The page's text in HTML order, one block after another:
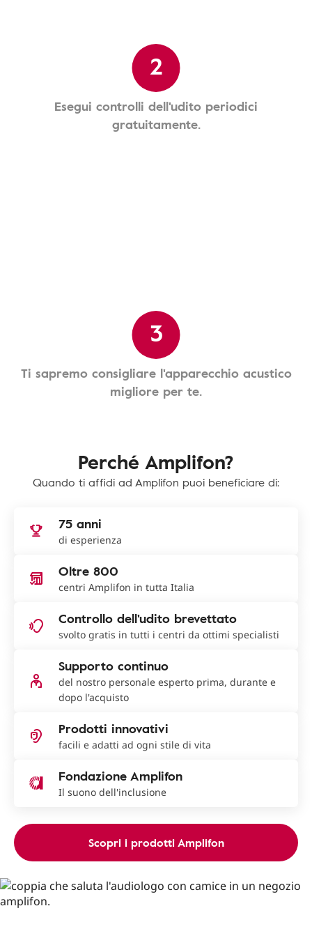
2
Esegui controlli dell'udito periodici
gratuitamente.
3
Ti sapremo consigliare l'apparecchio acustico
migliore per te.
Perché Amplifon?
Quando ti affidi ad Amplifon puoi beneficiare di:
75 anni
di esperienza
Oltre 800
centri Amplifon in tutta Italia
Controllo dell'udito brevettato
svolto gratis in tutti i centri da ottimi specialisti
Supporto continuo
del nostro personale esperto prima, durante e
dopo l'acquisto
Prodotti innovativi
facili e adatti ad ogni stile di vita
Fondazione Amplifon
Il suono dell'inclusione
Scopri i prodotti Amplifon